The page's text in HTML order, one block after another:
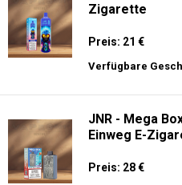
Zigarette
Preis: 21 €
Verfügbare
JNR - Mega
Einweg E-
Preis: 28 €